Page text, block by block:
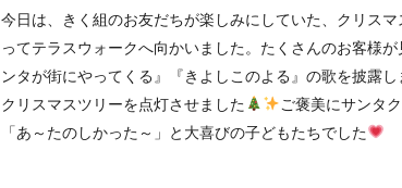
今日は、きく組のお友だちが楽しみにしていた、クリス
ってテラスウォークへ向かいました。たくさんのお客様
ンタが街にやってくる』『きよしこのよる』の歌を披露
クリスマスツリーを点灯させました
ご褒美にサンタ
「あ～たのしかった～」と大喜びの子どもたちでした